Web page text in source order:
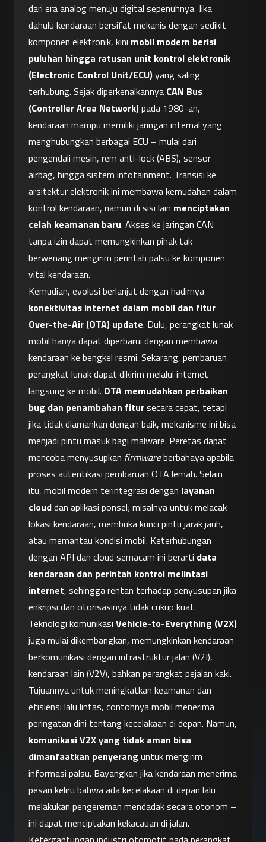
dari era analog menuju digital sepenuhnya. Jika
dahulu kendaraan bersifat mekanis dengan sedikit
komponen elektronik, kini mobil modern berisi
puluhan hingga ratusan unit kontrol elektronik
(Electronic Control Unit/ECU) yang saling
terhubung. Sejak diperkenalkannya CAN Bus
(Controller Area Network) pada 1980-an,
kendaraan mampu memiliki jaringan internal yang
menghubungkan berbagai ECU – mulai dari
pengendali mesin, rem anti-lock (ABS), sensor
airbag, hingga sistem infotainment. Transisi ke
arsitektur elektronik ini membawa kemudahan dalam
kontrol kendaraan, namun di sisi lain menciptakan
celah keamanan baru. Akses ke jaringan CAN
tanpa izin dapat memungkinkan pihak tak
berwenang mengirim perintah palsu ke komponen
vital kendaraan.
konektivitas internet dalam mobil dan fitur
Over-the-Air (OTA) update. Dulu, perangkat lunak
mobil hanya dapat diperbarui dengan membawa
kendaraan ke bengkel resmi. Sekarang, pembaruan
perangkat lunak dapat dikirim melalui internet
langsung ke mobil. OTA memudahkan perbaikan
bug dan penambahan fitur secara cepat, tetapi
jika tidak diamankan dengan baik, mekanisme ini bisa
menjadi pintu masuk bagi malware. Peretas dapat
mencoba menyusupkan firmware berbahaya apabila
proses autentikasi pembaruan OTA lemah. Selain
itu, mobil modern terintegrasi dengan layanan
cloud dan aplikasi ponsel; misalnya untuk melacak
lokasi kendaraan, membuka kunci pintu jarak jauh,
atau memantau kondisi mobil. Keterhubungan
dengan API dan cloud semacam ini berarti data
kendaraan dan perintah kontrol melintasi
internet, sehingga rentan terhadap penyusupan jika
enkripsi dan otorisasinya tidak cukup kuat.
Teknologi komunikasi Vehicle-to-Everything (V2X)
juga mulai dikembangkan, memungkinkan kendaraan
berkomunikasi dengan infrastruktur jalan (V2I),
kendaraan lain (V2V), bahkan perangkat pejalan kaki.
Tujuannya untuk meningkatkan keamanan dan
efisiensi lalu lintas, contohnya mobil menerima
komunikasi V2X yang tidak aman bisa
dimanfaatkan penyerang untuk mengirim
informasi palsu. Bayangkan jika kendaraan menerima
pesan keliru bahwa ada kecelakaan di depan lalu
melakukan pengereman mendadak secara otonom –
ini dapat menciptakan kekacauan di jalan.